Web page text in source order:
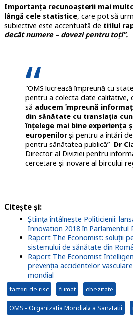
Importanța recunoașterii mai
lângă cele statistice, care pot să
subiective este accentuată de titlul
decât numere – dovezi pentru toți”.
“OMS lucrează împreună cu
pentru a colecta date calitative,
să aducem împreună
din sănătate cu translația
înțelegemai bine experiența
europenilorși pentru a întări
pentru sănătatea publică”- Dr
Director al Diviziei pentru
cercetare și inovare al biroului
Citește și:
Știința întâlnește Politicienii:
Innovation 2018 în Parlamentul
Raport The Economist: soluții
sistemului de sănătate din
Raport The Economist
prevenția accidentelor
mondial
factori de risc fumat obezitate
OMS - Organizatia Mondiala a Sanatatii